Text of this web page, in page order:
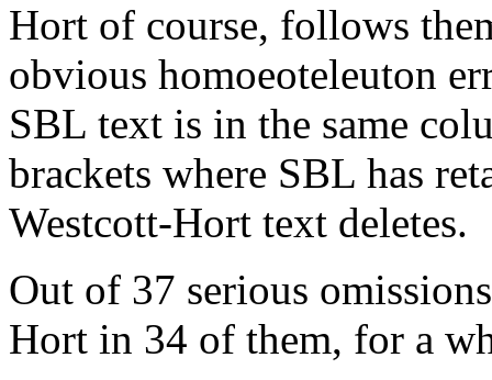
Hort of course, follows
obvious homoeoteleuton
SBL text is in the same
brackets where SBL has
Westcott-Hort text deletes.
Out of 37 serious
Hort in 34 of them, for a